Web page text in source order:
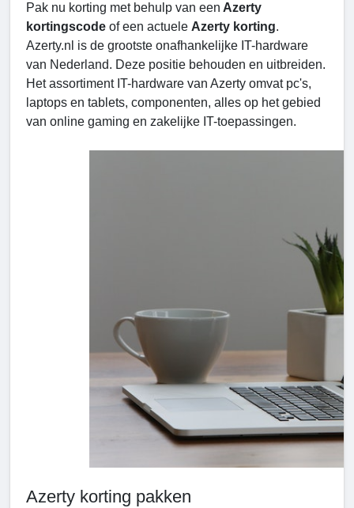
Pak nu korting met behulp van een Azerty
kortingscode of een actuele Azerty korting.
Azerty.nl is de grootste onafhankelijke IT-hardware
van Nederland. Deze positie behouden en uitbreiden.
Het assortiment IT-hardware van Azerty omvat pc's,
laptops en tablets, componenten, alles op het gebied
van online gaming en zakelijke IT-toepassingen.
Azerty korting pakken